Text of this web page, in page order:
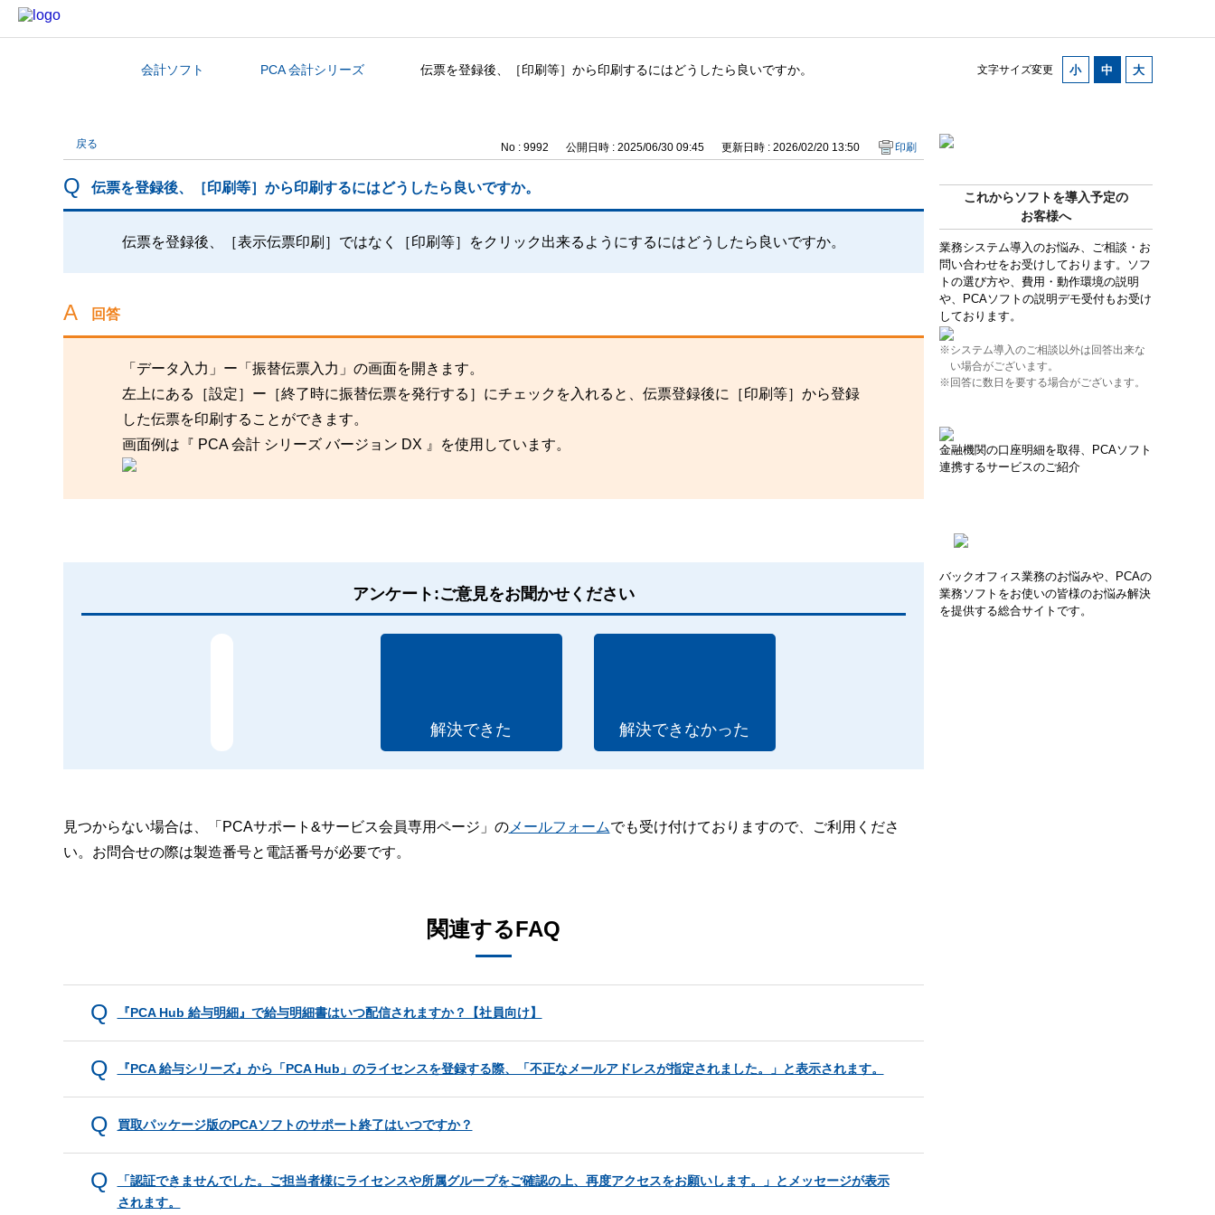
文字サイズ変更
カテゴリから探す
会計ソフト PCA 会計シリーズ 伝票を登録後、［印刷等］から印刷するにはどうしたら良いですか。
これからソフトを導入予定の
お客様へ
業務システム導入のお悩み、ご相談・お
問い合わせをお受けしております。ソフ
トの選び方や、費用・動作環境の説明
や、PCAソフトの説明デモ受付もお受け
しております。
※システム導入のご相談以外は回答出来な
い場合がございます。
※回答に数日を要する場合がございます。
金融機関の口座明細を取得、PCAソフト
連携するサービスのご紹介
バックオフィス業務のお悩みや、PCAの
業務ソフトをお使いの皆様のお悩み解決
を提供する総合サイトです。
戻る No : 9992 公開日時 : 2025/06/30 09:45 更新日時 : 2026/02/20 13:50 印刷
伝票を登録後、［印刷等］から印刷するにはどうしたら良いですか。
伝票を登録後、［表示伝票印刷］ではなく［印刷等］をクリック出来るようにするにはどうしたら良いですか。
回答
「データ入力」ー「振替伝票入力」の画面を開きます。
左上にある［設定］ー［終了時に振替伝票を発行する］にチェックを入れると、伝票登録後に［印刷等］から登録
した伝票を印刷することができます。
画面例は『 PCA 会計 シリーズ バージョン DX 』を使用しています。
アンケート:ご意見をお聞かせください
解決できた 解決できなかった
見つからない場合は、「PCAサポート&サービス会員専用ページ」のメールフォームでも受け付けておりますので、ご利用くださ
い。お問合せの際は製造番号と電話番号が必要です。
関連するFAQ
『PCA Hub 給与明細』で給与明細書はいつ配信されますか？【社員向け】
『PCA 給与シリーズ』から「PCA Hub」のライセンスを登録する際、「不正なメールアドレスが指定されました。」と表示されます。
買取パッケージ版のPCAソフトのサポート終了はいつですか？
「認証できませんでした。ご担当者様にライセンスや所属グループをご確認の上、再度アクセスをお願いします。」とメッセージが表示
されます。